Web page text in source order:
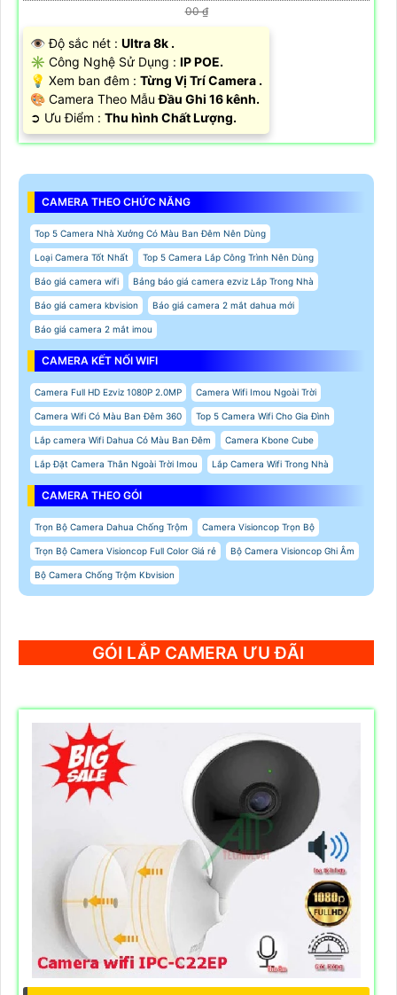
00 ₫
👁 Độ sắc nét : Ultra 8k .
✳️ Công Nghệ Sử Dụng : IP POE.
💡 Xem ban đêm : Từng Vị Trí Camera .
🎨 Camera Theo MẫuĐầu Ghi 16 kênh.
️➲ Ưu Điểm : Thu hình Chất Lượng.
CAMERA THEO CHỨC NĂNG
Top 5 Camera Nhà Xưởng Có Màu Ban Đêm Nên Dùng
Loại Camera Tốt Nhất Top 5 Camera Lắp Công Trình Nên Dùng
Báo giá camera wifi Bảng báo giá camera ezviz Lắp Trong Nhà
Báo giá camera kbvision Báo giá camera 2 mắt dahua mới
Báo giá camera 2 mắt imou
CAMERA KẾT NỐI WIFI
Camera Full HD Ezviz 1080P 2.0MP Camera Wifi Imou Ngoài Trời
Camera Wifi Có Màu Ban Đêm 360 Top 5 Camera Wifi Cho Gia Đình
Lắp camera Wifi Dahua Có Màu Ban Đêm Camera Kbone Cube
Lắp Đặt Camera Thân Ngoài Trời Imou Lắp Camera Wifi Trong Nhà
CAMERA THEO GÓI
Trọn Bộ Camera Dahua Chống Trộm Camera Visioncop Trọn Bộ
Trọn Bộ Camera Visioncop Full Color Giá rẻ Bộ Camera Visioncop Ghi Âm
Bộ Camera Chống Trộm Kbvision
GÓI LẮP CAMERA ƯU ĐÃI